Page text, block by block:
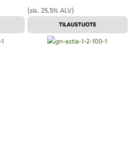
(sis. 25.5% ALV)
TILAUSTUOTE